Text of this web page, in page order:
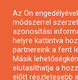
Pályázatok
Pályázatok civil
Pályázatok
Az Ön
módszerrel
azonosítási
helyre kattintva
partnereink a fent
Másik
elutasíthatja a
előtt részletesebb